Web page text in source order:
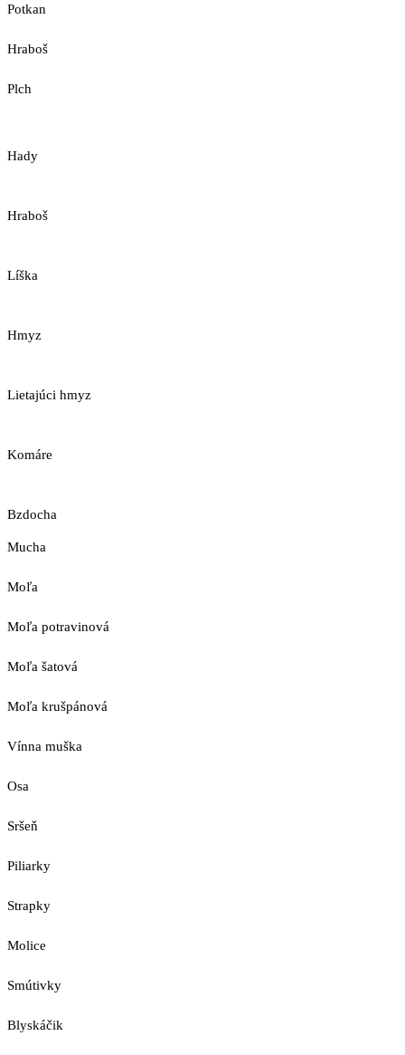
Potkan
Hraboš
Plch
Hady
Hraboš
Líška
Hmyz
Lietajúci hmyz
Komáre
Bzdocha
Mucha
Moľa
Moľa potravinová
Moľa šatová
Moľa krušpánová
Vínna muška
Osa
Sršeň
Piliarky
Strapky
Molice
Smútivky
Blyskáčik